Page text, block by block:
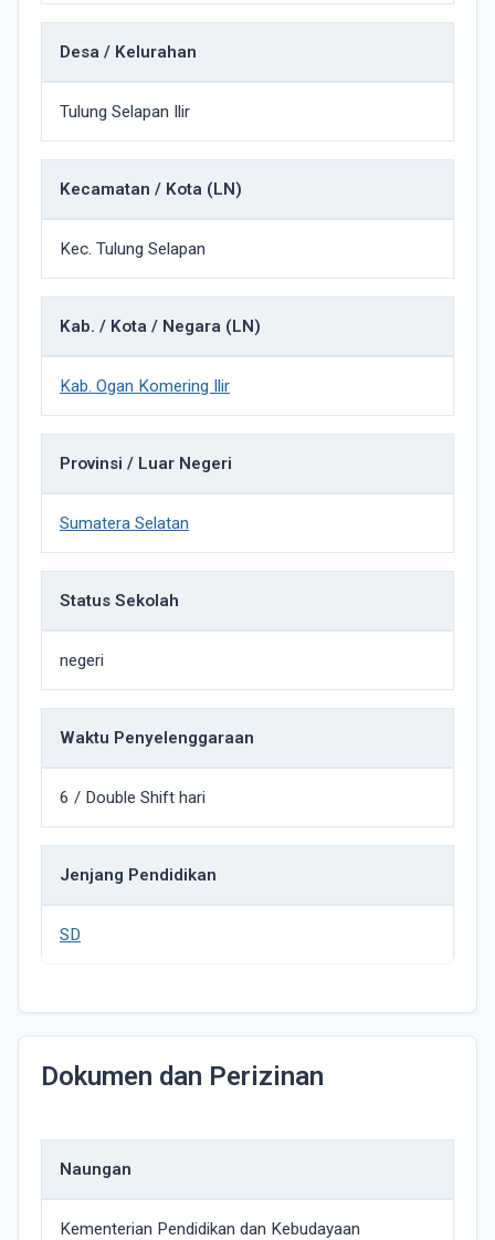
Desa / Kelurahan
Tulung Selapan Ilir
Kecamatan / Kota (LN)
Kec. Tulung Selapan
Kab. / Kota / Negara (LN)
Kab. Ogan Komering Ilir
Provinsi / Luar Negeri
Sumatera Selatan
Status Sekolah
negeri
Waktu Penyelenggaraan
6 / Double Shift hari
Jenjang Pendidikan
SD
Dokumen dan Perizinan
Naungan
Kementerian Pendidikan dan Kebudayaan